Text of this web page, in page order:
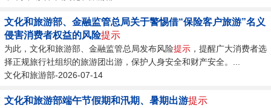
文化和旅游部、金融监管总局关于警惕借“保险客户旅游”名义
侵害消费者权益的风险提示
为此，文化和旅游部、金融监管总局发布风险提示 ，提醒广大消费者选
择正规旅行社组织的旅游团出游，保护人身安全和财产安全。...
文化和旅游部-2026-07-14
文化和旅游部端午节假期和汛期、暑期出游提示